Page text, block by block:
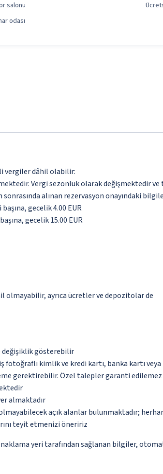
salonu
odası
vergiler dâhil olabilir:
Vergi sezonluk olarak değişmektedir
alınan rezervasyon onayındaki
gecelik 4.00 EUR
gecelik 15.00 EUR
ayrıca ücretler ve depozitolar de
değişiklik gösterebilir
kimlik ve kredi kartı, banka kartı
gerektirebilir. Özel talepler garanti edilemez
almaktadır
açık alanlar bulunmaktadır;
teyit etmenizi öneririz
yeri tarafından sağlanan bilgiler,